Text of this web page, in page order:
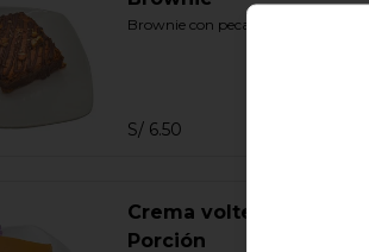
Brownie con pecanas.
S/ 6.50
Crema volteada
Porción